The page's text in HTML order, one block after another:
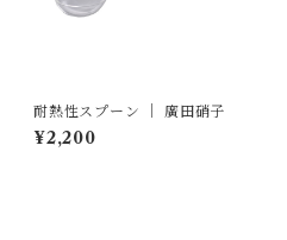
耐熱性スプーン ｜ 廣田硝子
¥2,200